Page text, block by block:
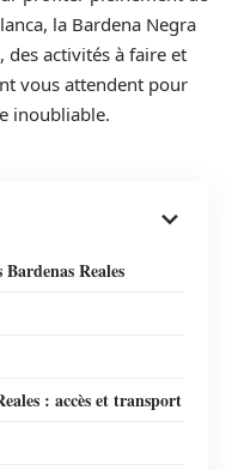
la Bardena Negra
des activités à faire et
vous attendent pour
inoubliable.
Reales
: accès et transport